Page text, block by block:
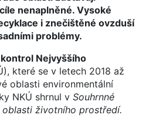
nenaplněné. Vysoké
i znečištěné ovzduší
problémy.
kontrol Nejvyššího
které se v letech 2018 až
oblasti environmentální
NKÚ shrnul v Souhrnné
životního prostředí.